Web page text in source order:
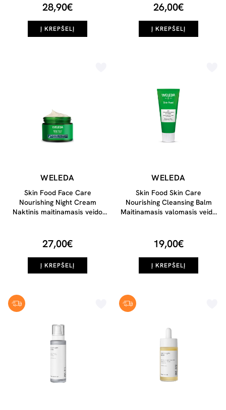
28,90€
Į KREPŠELĮ
26,00€
Į KREPŠELĮ
WELEDA
Skin Food Face Care
Nourishing Night Cream
Naktinis maitinamasis veido
27,00€
Į KREPŠELĮ
WELEDA
Skin Food Skin Care
Nourishing Cleansing Balm
Maitinamasis valomasis veido
19,00€
Į KREPŠELĮ